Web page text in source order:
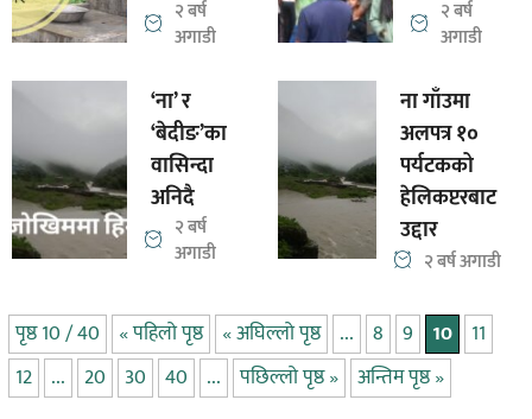
२ बर्ष
अगाडी
२ बर्ष
अगाडी
‘ना’ र
‘बेदीङ’का
वासिन्दा
अनिदै
२ बर्ष
अगाडी
ना गाँउमा
अलपत्र १०
पर्यटकको
हेलिकप्टरबाट
उद्दार
२ बर्ष अगाडी
पृष्ठ 10 / 40 « पहिलो पृष्ठ « अघिल्लो पृष्ठ ... 8 9 10
11
12
... 20 30 40 ... पछिल्लो पृष्ठ » अन्तिम पृष्ठ »